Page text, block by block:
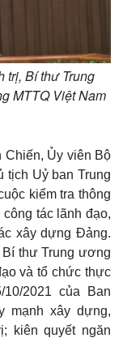
trị, Bí thư Trung
MTTQ Việt Nam
Chiến, Ủy viên Bộ
tịch Uỷ ban Trung
kiểm tra thông
tác lãnh đạo,
xây dựng Đảng.
thư Trung ương
và tổ chức thực
2021 của Ban
mạnh xây dựng,
kiên quyết ngăn